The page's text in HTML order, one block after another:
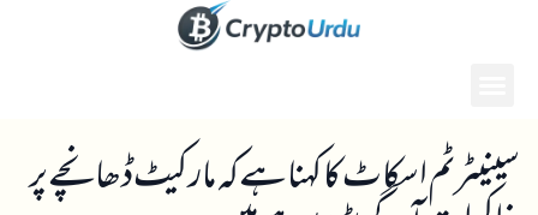
سینیٹر ٹم اسکاٹ کا کہنا ہے کہ مارکیٹ ڈھانچے پر